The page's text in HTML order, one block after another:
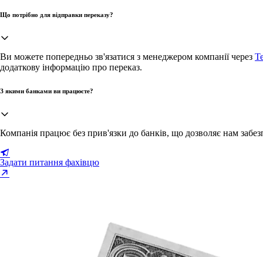
Що потрібно для відправки переказу?
Ви можете попередньо зв'язатися з менеджером компанії через
додаткову інформацію про переказ.
З якими банками ви працюєте?
Компанія працює без прив'язки до банків, що дозволяє нам
Задати питання фахівцю